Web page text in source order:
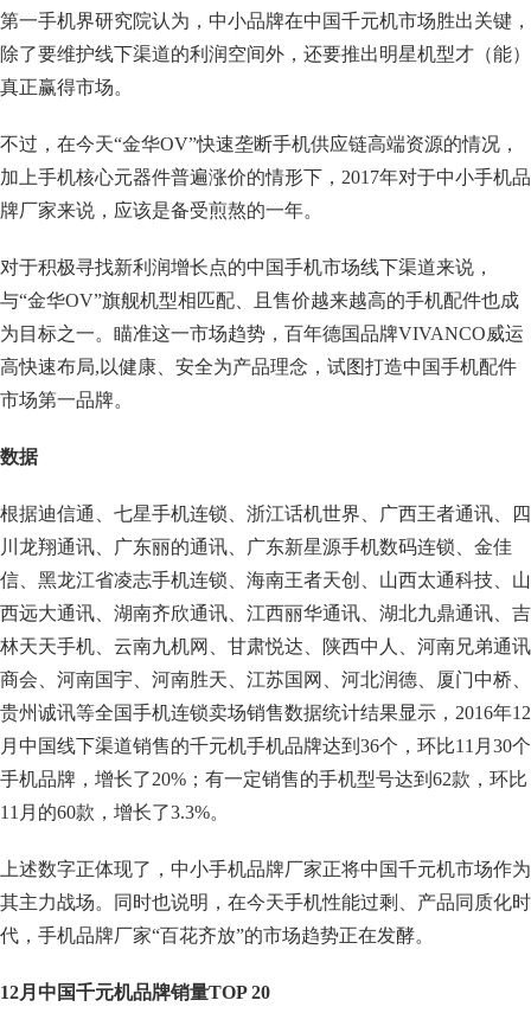
第一手机界研究院认为，中小品牌在中国千元机市场胜出关键，
除了要维护线下渠道的利润空间外，还要推出明星机型才（能）
真正赢得市场。
不过，在今天“金华OV”快速垄断手机供应链高端资源的情况，
加上手机核心元器件普遍涨价的情形下，2017年对于中小手机品
牌厂家来说，应该是备受煎熬的一年。
对于积极寻找新利润增长点的中国手机市场线下渠道来说，
与“金华OV”旗舰机型相匹配、且售价越来越高的手机配件也成
为目标之一。瞄准这一市场趋势，百年德国品牌VIVANCO威运
高快速布局,以健康、安全为产品理念，试图打造中国手机配件
市场第一品牌。
数据
根据迪信通、七星手机连锁、浙江话机世界、广西王者通讯、四
川龙翔通讯、广东丽的通讯、广东新星源手机数码连锁、金佳
信、黑龙江省凌志手机连锁、海南王者天创、山西太通科技、山
西远大通讯、湖南齐欣通讯、江西丽华通讯、湖北九鼎通讯、吉
林天天手机、云南九机网、甘肃悦达、陕西中人、河南兄弟通讯
商会、河南国宇、河南胜天、江苏国网、河北润德、厦门中桥、
贵州诚讯等全国手机连锁卖场销售数据统计结果显示，2016年12
月中国线下渠道销售的千元机手机品牌达到36个，环比11月30个
手机品牌，增长了20%；有一定销售的手机型号达到62款，环比
11月的60款，增长了3.3%。
上述数字正体现了，中小手机品牌厂家正将中国千元机市场作为
其主力战场。同时也说明，在今天手机性能过剩、产品同质化时
代，手机品牌厂家“百花齐放”的市场趋势正在发酵。
12月中国千元机品牌销量TOP 20